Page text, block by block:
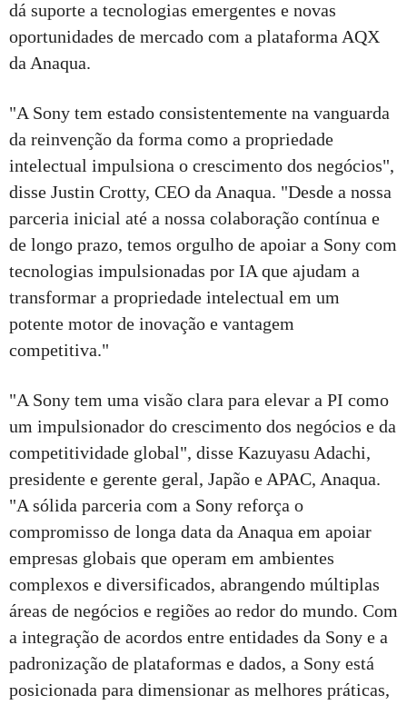
dá suporte a tecnologias emergentes e novas
oportunidades de mercado com a plataforma AQX
da Anaqua.
"A Sony tem estado consistentemente na vanguarda
da reinvenção da forma como a propriedade
intelectual impulsiona o crescimento dos negócios",
disse Justin Crotty, CEO da Anaqua. "Desde a nossa
parceria inicial até a nossa colaboração contínua e
de longo prazo, temos orgulho de apoiar a Sony com
tecnologias impulsionadas por IA que ajudam a
transformar a propriedade intelectual em um
potente motor de inovação e vantagem
competitiva."
"A Sony tem uma visão clara para elevar a PI como
um impulsionador do crescimento dos negócios e da
competitividade global", disse Kazuyasu Adachi,
presidente e gerente geral, Japão e APAC, Anaqua.
"A sólida parceria com a Sony reforça o
compromisso de longa data da Anaqua em apoiar
empresas globais que operam em ambientes
complexos e diversificados, abrangendo múltiplas
áreas de negócios e regiões ao redor do mundo. Com
a integração de acordos entre entidades da Sony e a
padronização de plataformas e dados, a Sony está
posicionada para dimensionar as melhores práticas,